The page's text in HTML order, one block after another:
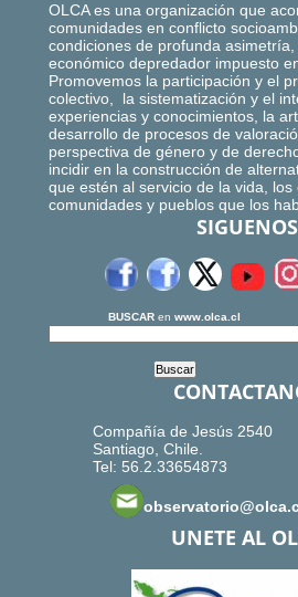
OLCA es una organización que
comunidades en conflicto
condiciones de profunda
económico depredador impuesto
Promovemos la participación y el
colectivo, la sistematización y el
experiencias y conocimientos, la
desarrollo de procesos de
perspectiva de género y de
incidir en la construcción de
que estén al servicio de la vida, los
comunidades y pueblos que los
SIGUENOS
BUSCAR en www.olca.cl
Compañía de Jesús 2540
Santiago, Chile.
Tel: 56.2.33654873
UNETE AL